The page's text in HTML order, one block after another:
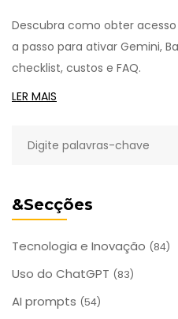
&Secções
Tecnologia e Inovação (84)
Uso do ChatGPT (83)
AI prompts (54)
Descubra como obter acesso
a passo para ativar Gemini,
checklist, custos e FAQ.
LER MAIS